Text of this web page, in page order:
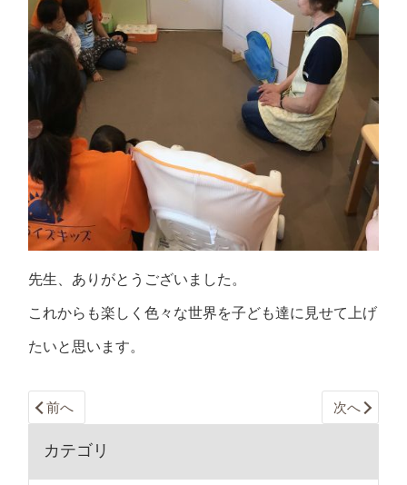
先生、ありがとうございました。
これからも楽しく色々な世界を子ども達に見せて上げ
たいと思います。
前へ 次へ
カテゴリ